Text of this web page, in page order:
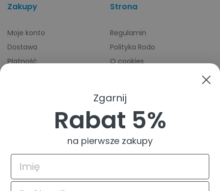
Zakupy
Moje konto
Dostawa
Płatność
Strona
Regulamin
Polityka Rodo
O cookies
4.9
Na podstawie
Zgarnij
Rabat 5%
na pierwsze zakupy